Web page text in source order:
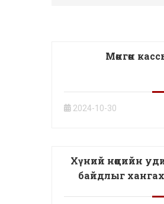
Мөнгөн
2024-10-30
Хүний нөөцийн
байдлыг